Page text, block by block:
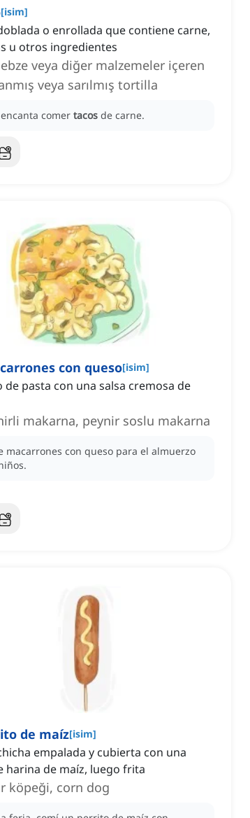
[isim]
o enrollada que contiene carne,
u otros ingredientes
veya sarılmış tortilla
comer tacos de carne.
con queso[isim]
de pasta con una salsa cremosa de
makarna, peynir soslu makarna
macarrones con queso para el almuerzo
de maíz[isim]
empalada y cubierta con una
harina de maíz, luego frita
köpeği, corn dog